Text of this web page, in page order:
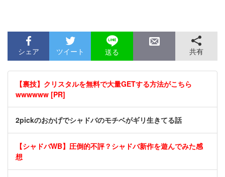
シェア ツイート 送る 共有
【裏技】クリスタルを無料で大量GETする方法がこちら
wwwwww [PR]
2pickのおかげでシャドバのモチベがギリ生きてる話
【シャドバWB】圧倒的不評？シャドバ新作を遊んでみた感
想